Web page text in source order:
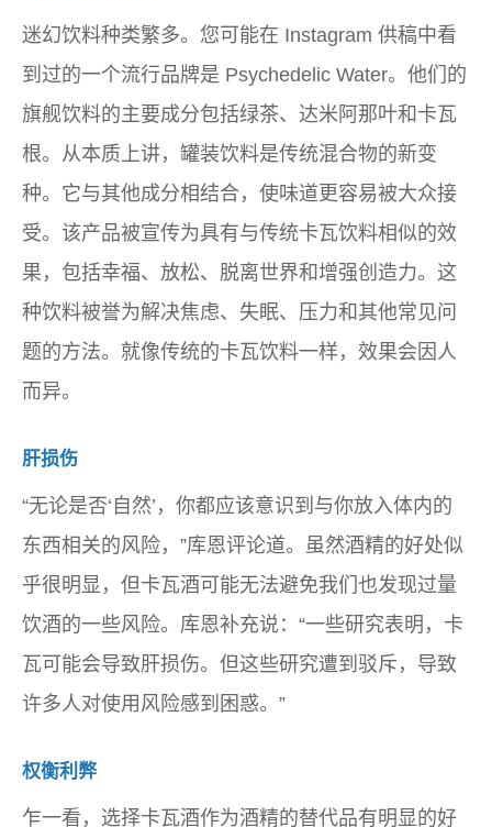
迷幻饮料种类繁多。您可能在 Instagram 供稿中看
到过的一个流行品牌是 Psychedelic Water。他们的
旗舰饮料的主要成分包括绿茶、达米阿那叶和卡瓦
根。从本质上讲，罐装饮料是传统混合物的新变
种。它与其他成分相结合，使味道更容易被大众接
受。该产品被宣传为具有与传统卡瓦饮料相似的效
果，包括幸福、放松、脱离世界和增强创造力。这
种饮料被誉为解决焦虑、失眠、压力和其他常见问
题的方法。就像传统的卡瓦饮料一样，效果会因人
而异。
肝损伤
“无论是否‘自然’，你都应该意识到与你放入体内的
东西相关的风险，”库恩评论道。虽然酒精的好处似
乎很明显，但卡瓦酒可能无法避免我们也发现过量
饮酒的一些风险。库恩补充说：“一些研究表明，卡
瓦可能会导致肝损伤。但这些研究遭到驳斥，导致
许多人对使用风险感到困惑。”
权衡利弊
乍一看，选择卡瓦酒作为酒精的替代品有明显的好